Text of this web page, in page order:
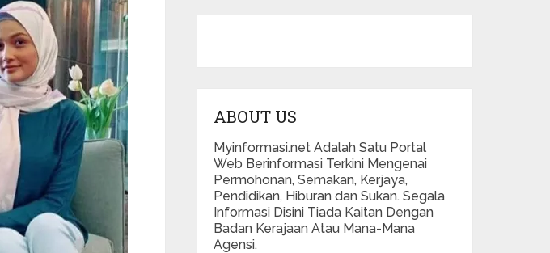
ABOUT US
Myinformasi.net Adalah Satu Portal
Web Berinformasi Terkini Mengenai
Permohonan, Semakan, Kerjaya,
Pendidikan, Hiburan dan Sukan. Segala
Informasi Disini Tiada Kaitan Dengan
Badan Kerajaan Atau Mana-Mana
Agensi.